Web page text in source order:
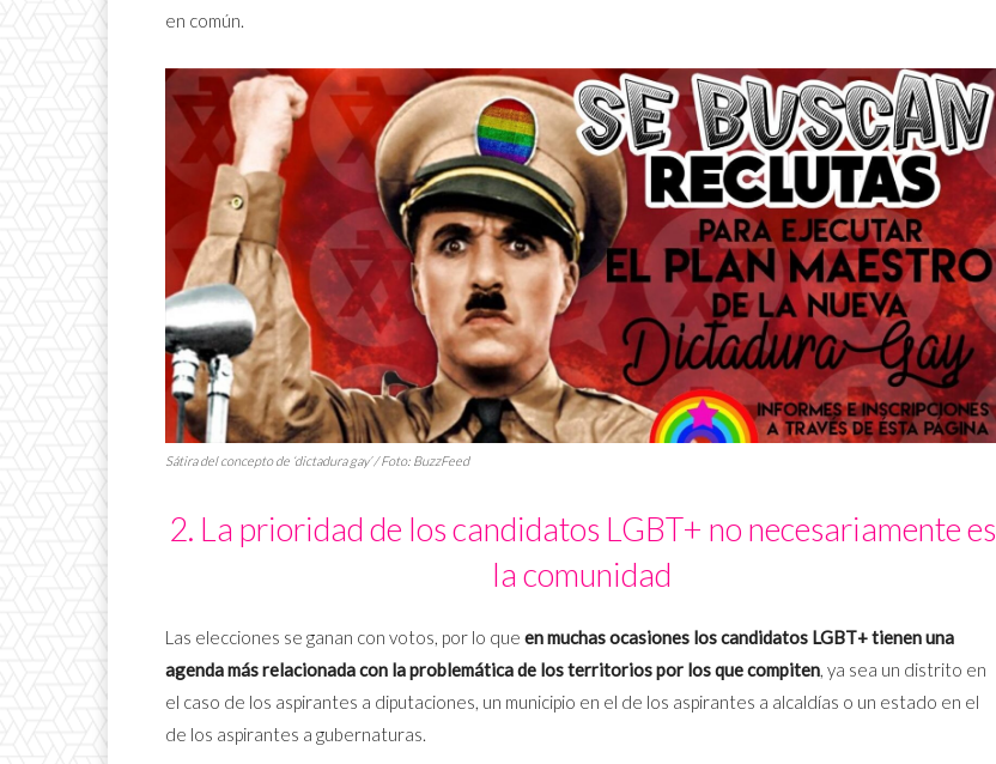
en común.
Sátira del concepto de ‘dictadura gay’ / Foto: BuzzFeed
2. La prioridad de los candidatos LGBT+ no necesariamente es
la comunidad
Las elecciones se ganan con votos, por lo que en muchas ocasiones los candidatos LGBT+ tienen una
agenda más relacionada con la problemática de los territorios por los que compiten, ya sea un distrito en
el caso de los aspirantes a diputaciones, un municipio en el de los aspirantes a alcaldías o un estado en el
de los aspirantes a gubernaturas.